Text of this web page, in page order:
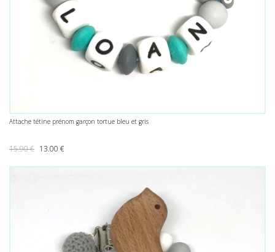
Attache tétine prénom garçon tortue bleu et gris
15.90€ Le prix initial était : 15.90 €.
13.00 €Le prix actuel est : 13.00 €.